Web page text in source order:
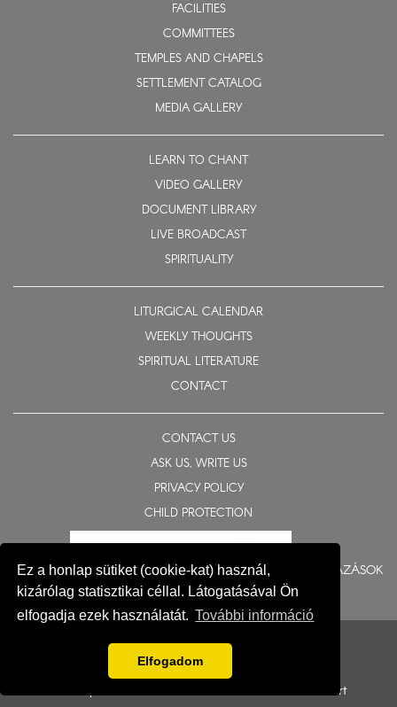
Ez a honlap sütiket (cookie-kat) használ,
kizárólag statisztikai céllal. Látogatásával Ön
elfogadja ezek használatát. További információ
Elfogadom
FACILITIES
COMMITTEES
TEMPLES AND CHAPELS
SETTLEMENT CATALOG
MEDIA GALLERY
LEARN TO CHANT
VIDEO GALLERY
DOCUMENT LIBRARY
LIVE BROADCAST
SPIRITUALITY
LITURGICAL CALENDAR
WEEKLY THOUGHTS
SPIRITUAL LITERATURE
CONTACT
CONTACT US
ASK US, WRITE US
PRIVACY POLICY
CHILD PROTECTION
BERUHÁZÁSOK
Impresszum
Development: Gerner Attila, Zadubenszki Norbert